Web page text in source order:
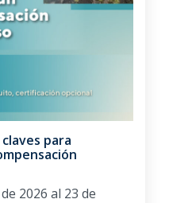
para
2026 al 23 de